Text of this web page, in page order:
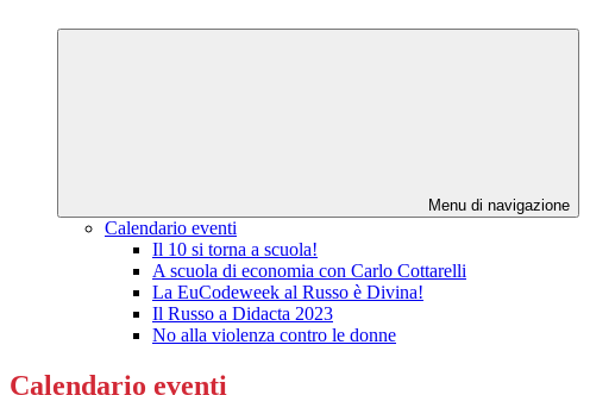
Menu di navigazione
Calendario eventi
Il 10 si torna a scuola!
A scuola di economia con Carlo Cottarelli
La EuCodeweek al Russo è Divina!
Il Russo a Didacta 2023
No alla violenza contro le donne
Calendario eventi